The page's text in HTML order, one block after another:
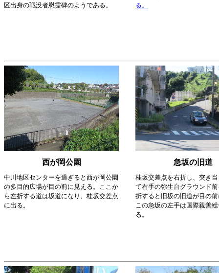
区出身の戦没者慰霊碑のようである。
る。
西が岡公園 急坂の旧道
中川地区センターを過ぎると西が岡公園
の多目的広場が目の前に見える。ここか
ら左折する道は坂道になり、桂坂交差点
に出る。
桂坂交差点を右折し、突き
て右手の弥生台グラウンド
折すると旧坂の旧道が目の
この急坂の左手は国際親善
る。